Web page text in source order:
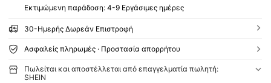
Εκτιμώμενη παράδοση: 4-9 Εργάσιμες ημέρες
30-Ημερής Δωρεάν Επιστροφή
Ασφαλείς πληρωμές · Προστασία απορρήτου
Πωλείται και αποστέλλεται από επαγγελματία πωλητή:
SHEIN